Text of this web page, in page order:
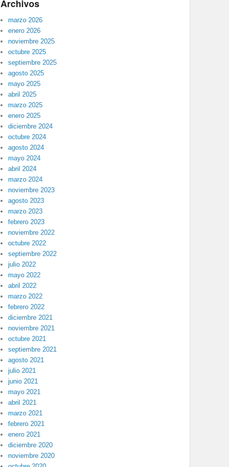
Archivos
marzo 2026
enero 2026
noviembre 2025
octubre 2025
septiembre 2025
agosto 2025
mayo 2025
abril 2025
marzo 2025
enero 2025
diciembre 2024
octubre 2024
agosto 2024
mayo 2024
abril 2024
marzo 2024
noviembre 2023
agosto 2023
marzo 2023
febrero 2023
noviembre 2022
octubre 2022
septiembre 2022
julio 2022
mayo 2022
abril 2022
marzo 2022
febrero 2022
diciembre 2021
noviembre 2021
octubre 2021
septiembre 2021
agosto 2021
julio 2021
junio 2021
mayo 2021
abril 2021
marzo 2021
febrero 2021
enero 2021
diciembre 2020
noviembre 2020